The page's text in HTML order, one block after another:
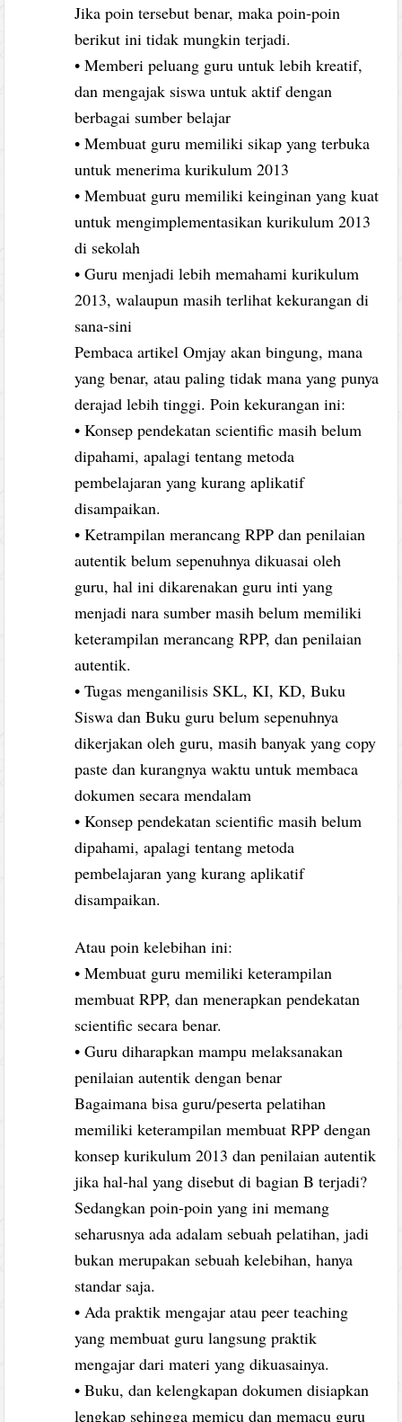
Jika poin tersebut benar, maka poin-poin
berikut ini tidak mungkin terjadi.
• Memberi peluang guru untuk lebih kreatif,
dan mengajak siswa untuk aktif dengan
berbagai sumber belajar
• Membuat guru memiliki sikap yang terbuka
untuk menerima kurikulum 2013
• Membuat guru memiliki keinginan yang kuat
untuk mengimplementasikan kurikulum 2013
di sekolah
• Guru menjadi lebih memahami kurikulum
2013, walaupun masih terlihat kekurangan di
sana-sini
Pembaca artikel Omjay akan bingung, mana
yang benar, atau paling tidak mana yang punya
derajad lebih tinggi. Poin kekurangan ini:
• Konsep pendekatan scientific masih belum
dipahami, apalagi tentang metoda
pembelajaran yang kurang aplikatif
disampaikan.
• Ketrampilan merancang RPP dan penilaian
autentik belum sepenuhnya dikuasai oleh
guru, hal ini dikarenakan guru inti yang
menjadi nara sumber masih belum memiliki
keterampilan merancang RPP, dan penilaian
autentik.
• Tugas menganilisis SKL, KI, KD, Buku
Siswa dan Buku guru belum sepenuhnya
dikerjakan oleh guru, masih banyak yang copy
paste dan kurangnya waktu untuk membaca
dokumen secara mendalam
• Konsep pendekatan scientific masih belum
dipahami, apalagi tentang metoda
pembelajaran yang kurang aplikatif
disampaikan.
Atau poin kelebihan ini:
• Membuat guru memiliki keterampilan
membuat RPP, dan menerapkan pendekatan
scientific secara benar.
• Guru diharapkan mampu melaksanakan
penilaian autentik dengan benar
Bagaimana bisa guru/peserta pelatihan
memiliki keterampilan membuat RPP dengan
konsep kurikulum 2013 dan penilaian autentik
jika hal-hal yang disebut di bagian B terjadi?
Sedangkan poin-poin yang ini memang
seharusnya ada adalam sebuah pelatihan, jadi
bukan merupakan sebuah kelebihan, hanya
standar saja.
• Ada praktik mengajar atau peer teaching
yang membuat guru langsung praktik
mengajar dari materi yang dikuasainya.
• Buku, dan kelengkapan dokumen disiapkan
lengkap sehingga memicu dan memacu guru